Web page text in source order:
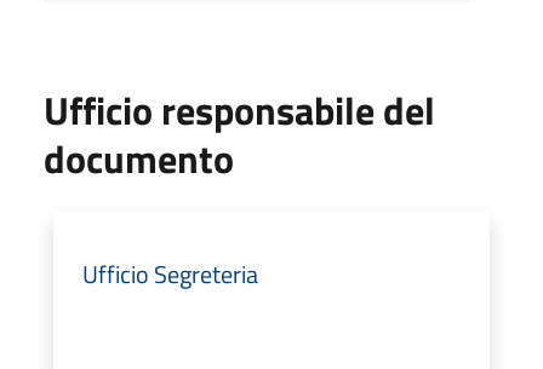
Ufficio responsabile del
documento
Ufficio Segreteria